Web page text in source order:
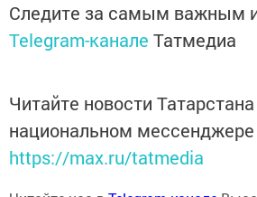
Следите за самым важным
Telegram-канале Татмедиа
Читайте новости
национальном
https://max.ru/tatmedia